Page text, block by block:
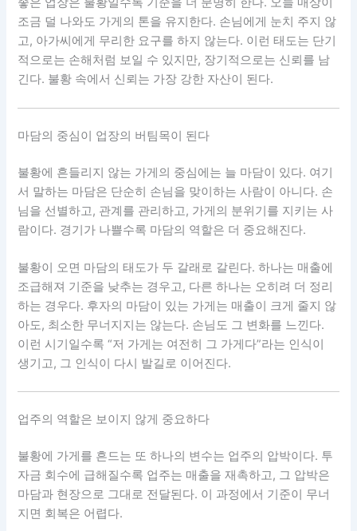
조금 덜 나와도 가게의 톤을 유지한다. 손님에게 눈치 주지 않
고, 아가씨에게 무리한 요구를 하지 않는다. 이런 태도는 단기
적으로는 손해처럼 보일 수 있지만, 장기적으로는 신뢰를 남
긴다. 불황 속에서 신뢰는 가장 강한 자산이 된다.
마담의 중심이 업장의 버팀목이 된다
불황에 흔들리지 않는 가게의 중심에는 늘 마담이 있다. 여기
서 말하는 마담은 단순히 손님을 맞이하는 사람이 아니다. 손
님을 선별하고, 관계를 관리하고, 가게의 분위기를 지키는 사
람이다. 경기가 나쁠수록 마담의 역할은 더 중요해진다.
불황이 오면 마담의 태도가 두 갈래로 갈린다. 하나는 매출에
조급해져 기준을 낮추는 경우고, 다른 하나는 오히려 더 정리
하는 경우다. 후자의 마담이 있는 가게는 매출이 크게 줄지 않
아도, 최소한 무너지지는 않는다. 손님도 그 변화를 느낀다.
이런 시기일수록 “저 가게는 여전히 그 가게다”라는 인식이
생기고, 그 인식이 다시 발길로 이어진다.
업주의 역할은 보이지 않게 중요하다
불황에 가게를 흔드는 또 하나의 변수는 업주의 압박이다. 투
자금 회수에 급해질수록 업주는 매출을 재촉하고, 그 압박은
마담과 현장으로 그대로 전달된다. 이 과정에서 기준이 무너
지면 회복은 어렵다.